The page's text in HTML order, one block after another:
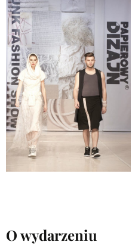
O wydarzeniu